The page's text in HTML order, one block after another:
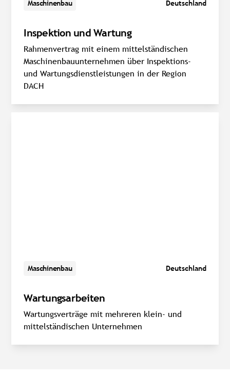
Maschinenbau Deutschland
Inspektion und Wartung
Rahmenvertrag mit einem mittelständischen
Maschinenbauunternehmen über Inspektions-
und Wartungsdienstleistungen in der Region
DACH
Maschinenbau Deutschland
Wartungsarbeiten
Wartungsverträge mit mehreren klein- und
mittelständischen Unternehmen